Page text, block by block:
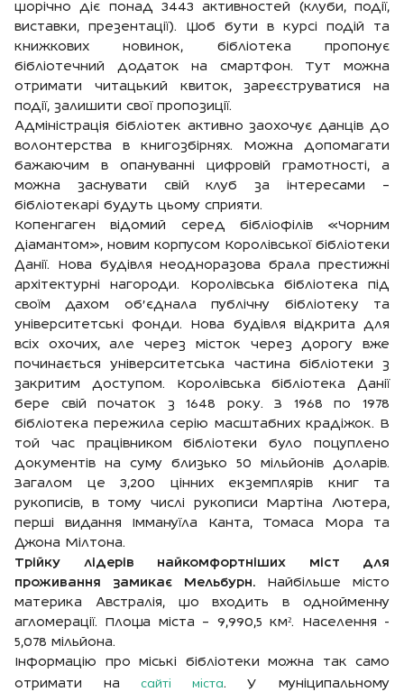
щорічно діє понад 3443 активностей (клуби, події,
виставки, презентації). Щоб бути в курсі подій та
книжкових новинок, бібліотека пропонує
бібліотечний додаток на смартфон. Тут можна
отримати читацький квиток, зареєструватися на
події, залишити свої пропозиції.
Адміністрація бібліотек активно заохочує данців до
волонтерства в книгозбірнях. Можна допомагати
бажаючим в опануванні цифровій грамотності, а
можна заснувати свій клуб за інтересами –
бібліотекарі будуть цьому сприяти.
Копенгаген відомий серед бібліофілів «Чорним
діамантом», новим корпусом Королівської бібліотеки
Данії. Нова будівля неодноразова брала престижні
архітектурні нагороди. Королівська бібліотека під
своїм дахом об’єднала публічну бібліотеку та
університетські фонди. Нова будівля відкрита для
всіх охочих, але через місток через дорогу вже
починається університетська частина бібліотеки з
закритим доступом. Королівська бібліотека Данії
бере свій початок з 1648 року. З 1968 по 1978
бібліотека пережила серію масштабних крадіжок. В
той час працівником бібліотеки було поцуплено
документів на суму близько 50 мільйонів доларів.
Загалом це 3,200 цінних екземплярів книг та
рукописів, в тому числі рукописи Мартіна Лютера,
перші видання Іммануїла Канта, Томаса Мора та
Джона Мілтона.
Трійку лідерів найкомфортніших міст для
проживання замикає Мельбурн. Найбільше місто
материка Австралія, що входить в однойменну
агломерації. Площа міста – 9,990,5 км². Населення -
5,078 мільйона.
Інформацію про міські бібліотеки можна так само
отримати насайті міста. У муніципальному